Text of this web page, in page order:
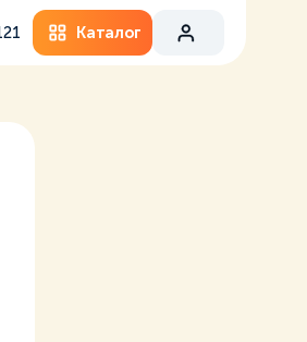
Каталог